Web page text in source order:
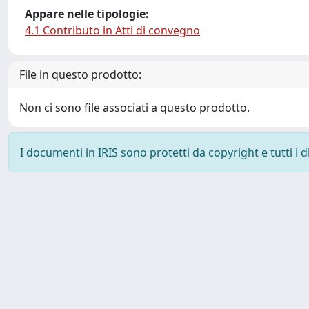
Appare nelle tipologie:
4.1 Contributo in Atti di convegno
File in questo prodotto:
Non ci sono file associati a questo prodotto.
I documenti in IRIS sono protetti da copyright e tutti i